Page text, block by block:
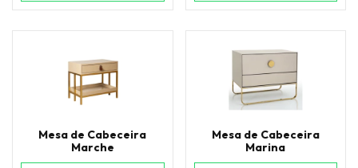
Mesa de Cabeceira
Marche
Mesa de Cabeceira
Marina